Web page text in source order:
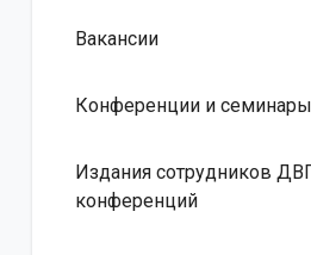
Вакансии
Конференции и семинары
Издания сотрудников
конференций